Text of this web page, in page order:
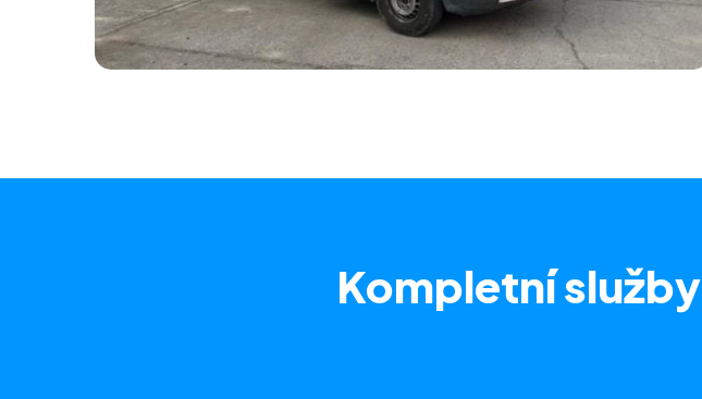
Kompletní služby